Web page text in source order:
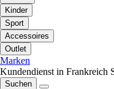
Kinder
Sport
Accessoires
Outlet
Marken
Kundendienst in Frankreich
Suchen